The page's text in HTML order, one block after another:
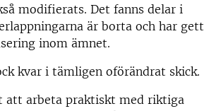
modifierats. Det fanns delar i
är borta och har gett
inom ämnet.
kvar i tämligen oförändrat skick.
arbeta praktiskt med riktiga